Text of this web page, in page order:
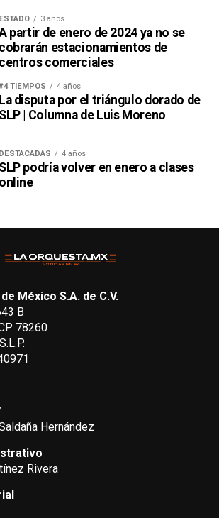
ESTADO 3 años
partir de enero de 2024 ya no se
cobrarán estacionamientos de
centros comerciales
TIEMPOS 4 años
La disputa por el triángulo dorado de
SLP | Columna de Luis Moreno
DESTACADAS 4 años
SLP podría volver en enero a clases
online
México S.A. de C.V.
B
78260
Hernández
Rivera